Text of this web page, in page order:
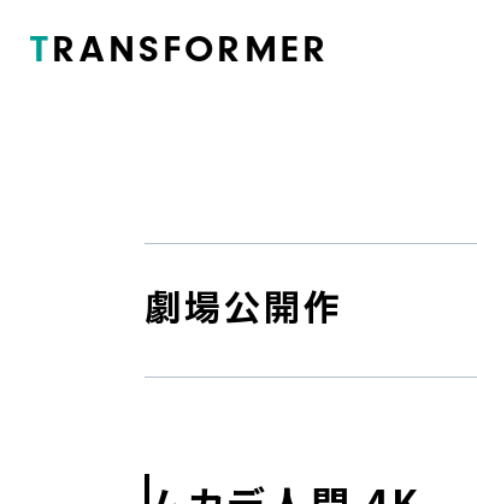
TRANSFORMER
劇場公開作